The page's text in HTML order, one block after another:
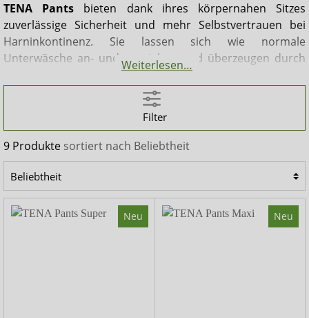
TENA Pants bieten dank ihres körpernahen Sitzes
zuverlässige Sicherheit und mehr Selbstvertrauen bei
Harninkontinenz. Sie lassen sich wie normale
Unterwäsche an- und ausziehen und überzeugen durch
ihr diskretes Design. Der dünne, flexible Saugkern sowie
das dehnbare, weiche und atmungsaktive Material sorgen
für hohen Tragekomfort – den ganzen Tag über. Für
langanhaltende Trockenheit verfügen die
über integrierte Auslaufbarrieren und die innovative
Dual-Absorption-Zone, die Feuchtigkeit schnell aufnimmt
und sicher einschließt. Die verschiedenen Saugstärken
eignen sich für mittlere bis schwere Blasenschwäche. Bei
INSENIO finden Sie die passende Größe und das Produkt,
das optimal zu Ihren Bedürfnissen passt. Sprechen Sie
Weiterlesen…
Filter
9 Produkte sortiert nach Beliebtheit
Neu Neu